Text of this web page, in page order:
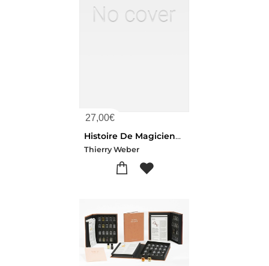
27,00€
Histoire De Magicienne Dentelee, D'elephants Et Cristaux : Domaine Laroque D'antan / Le Trio Bourguignon
Thierry Weber